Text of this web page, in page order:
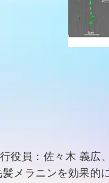
役員：佐々木 義広
メラニンを効果的